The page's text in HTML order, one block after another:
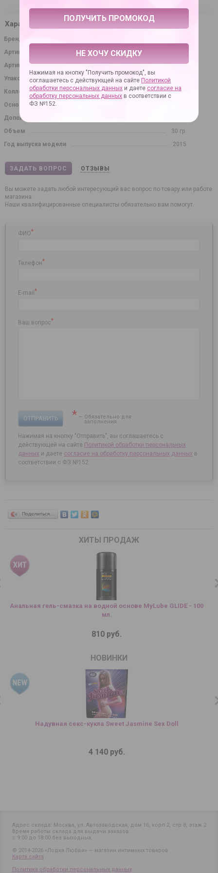
Характеристики
Бренд
Артикул
Артикул производителя
LB-30003
Упаковка
флакон
Коллекция
Серия OraLove
Основное назначение
Дополнительное назначение
Объем
30 гр.
Год выпуска модели
2015
ЗАДАТЬ ВОПРОС ОТЗЫВЫ
Вы можете задать любой интересующий вас вопрос по товару или работе
магазина.
Наши квалифицированные специалисты обязательно вам помогут.
ФИО*
Телефон*
E-mail *
Ваш вопрос*
ОТПРАВИТЬ * — Обязательно для
заполнения
Нажимая на кнопку "Отправить", вы соглашаетесь с
действующей на сайте Политикой обработки персональных
данных и даете согласие на обработку персональных данных в
соответствии с ФЗ №152.
Поделиться…
ХИТЫ ПРОДАЖ
Анальная гель-смазка на водной основе MyLube GLIDE - 100
мл.
810 руб.
НОВИНКИ
Надувная секс-кукла Sweet Jasmine Sex Doll
4 140 руб.
Адрес склада: Москва, ул. Автозаводская, дом 16, корп 2, стр 8, этаж 2
Время работы склада для выдачи заказов:
с 9:00 до 18:00 без выходных.
© 2014-2026 «Лодка Любви» — магазин интимных товаров
Карта сайта
Политика обработки персональных данных
НЕ ХОЧУ СКИДКУ
Нажимая на кнопку "Получить промокод", вы
соглашаетесь с действующей на сайте Политикой
обработки персональных данных и даете согласие на
обработку персональных данных в соответствии с
ФЗ №152.